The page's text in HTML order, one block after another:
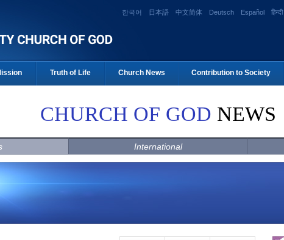
한국어 日本語 中文简体 Deutsch Español हिन्दी
Truth of Life Church News Contribution to Society
CHURCH OF GOD NEWS
International